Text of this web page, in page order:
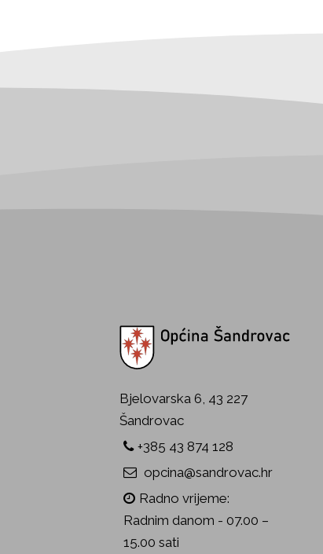
Bjelovarska 6, 43 227
Šandrovac
+385 43 874 128
opcina@sandrovac.hr
Radno vrijeme:
Radnim danom - 07.00 –
15.00 sati